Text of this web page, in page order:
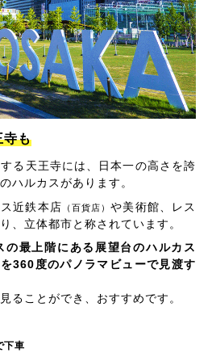
寺も
る天王寺には、日本一の高さを誇
ハルカスがあります。
近鉄本店 （百貨店）や美術館、レス
、立体都市と称されています。
の最上階にある展望台のハルカス
360度のパノラマビューで見渡す
ることができ、おすすめです。
下車